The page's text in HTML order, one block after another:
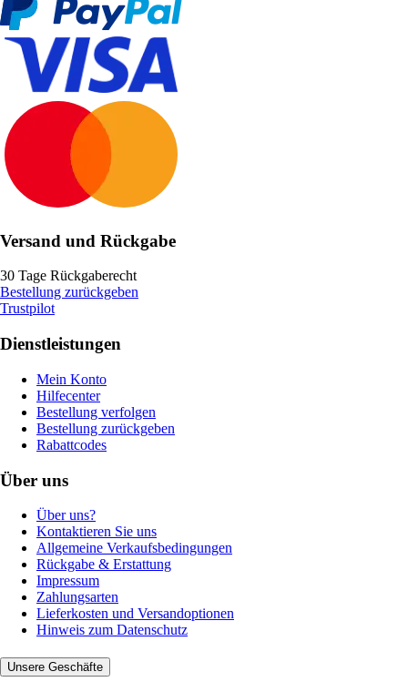
Versand und Rückgabe
30 Tage Rückgaberecht
Bestellung zurückgeben
Trustpilot
Dienstleistungen
Mein Konto
Hilfecenter
Bestellung verfolgen
Bestellung zurückgeben
Rabattcodes
Über uns
Über uns?
Kontaktieren Sie uns
Allgemeine Verkaufsbedingungen
Rückgabe & Erstattung
Impressum
Zahlungsarten
Lieferkosten und Versandoptionen
Hinweis zum Datenschutz
Unsere Geschäfte